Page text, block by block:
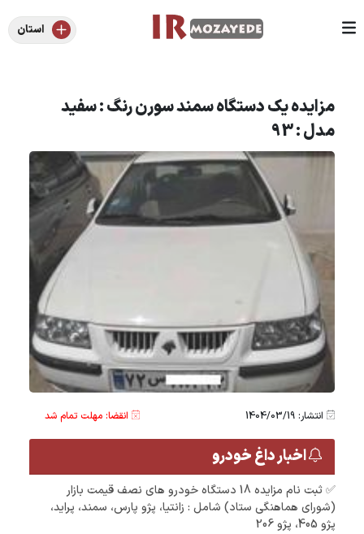
استان
مزایده یک دستگاه سمند سورن رنگ : سفید
مدل : 93
انتشار: 1404/03/19 انقضا: مهلت تمام شد
اخبار داغ خودرو
✅ ثبت نام مزایده 18 دستگاه خودرو های نصف قیمت بازار
(شورای هماهنگی ستاد) شامل : زانتیا، پژو پارس، سمند، پراید،
پژو 405، پژو 206